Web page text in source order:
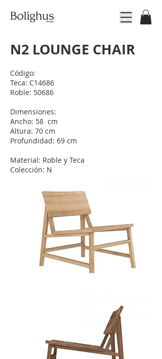
N2 LOUNGE CHAIR
Código:
Teca: C14686
Roble: 50686
Dimensiones:
Ancho: 58 cm
Altura: 70 cm
Profundidad: 69 cm
Material: Roble y Teca
Colección: N